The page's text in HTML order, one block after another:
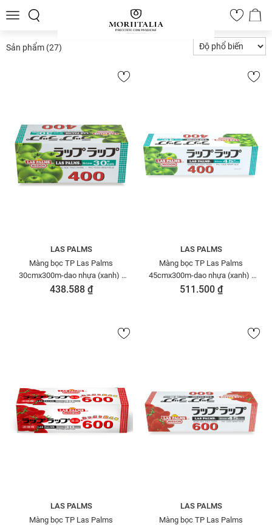
Toggle
0
Sản phẩm (27)
LAS PALMS
Màng bọc TP Las Palms
30cmx300m-dao nhựa (xanh) -
MBTP50006095
438.588 ₫
LAS PALMS
Màng bọc TP Las Palms
45cmx300m-dao nhựa (xanh) -
MBTP50006101
511.500 ₫
LAS PALMS
Màng bọc TP Las Palms
LAS PALMS
Màng bọc TP Las Palms